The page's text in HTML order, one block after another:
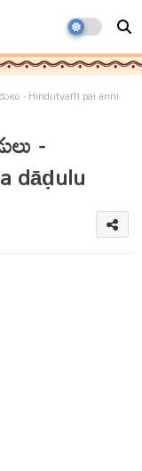
- Hindutvaṁ pai anni
-
dāḍulu